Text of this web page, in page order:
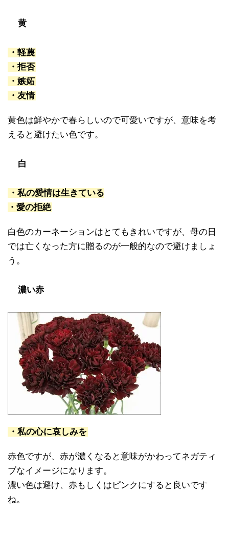
黄
・軽蔑
・拒否
・嫉妬
・友情
黄色は鮮やかで春らしいので可愛いですが、意味を考
えると避けたい色です。
白
・私の愛情は生きている
・愛の拒絶
白色のカーネーションはとてもきれいですが、母の日
では亡くなった方に贈るのが一般的なので避けましょ
う。
濃い赤
・私の心に哀しみを
赤色ですが、赤が濃くなると意味がかわってネガティ
ブなイメージになります。
濃い色は避け、赤もしくはピンクにすると良いです
ね。